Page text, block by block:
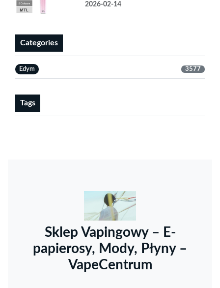
2026-02-14
Categories
Edym 3577
Tags
Sklep Vapingowy – E-
papierosy, Mody, Płyny –
VapeCentrum